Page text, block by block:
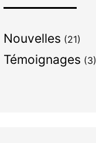
Nouvelles (21)
Témoignages (3)